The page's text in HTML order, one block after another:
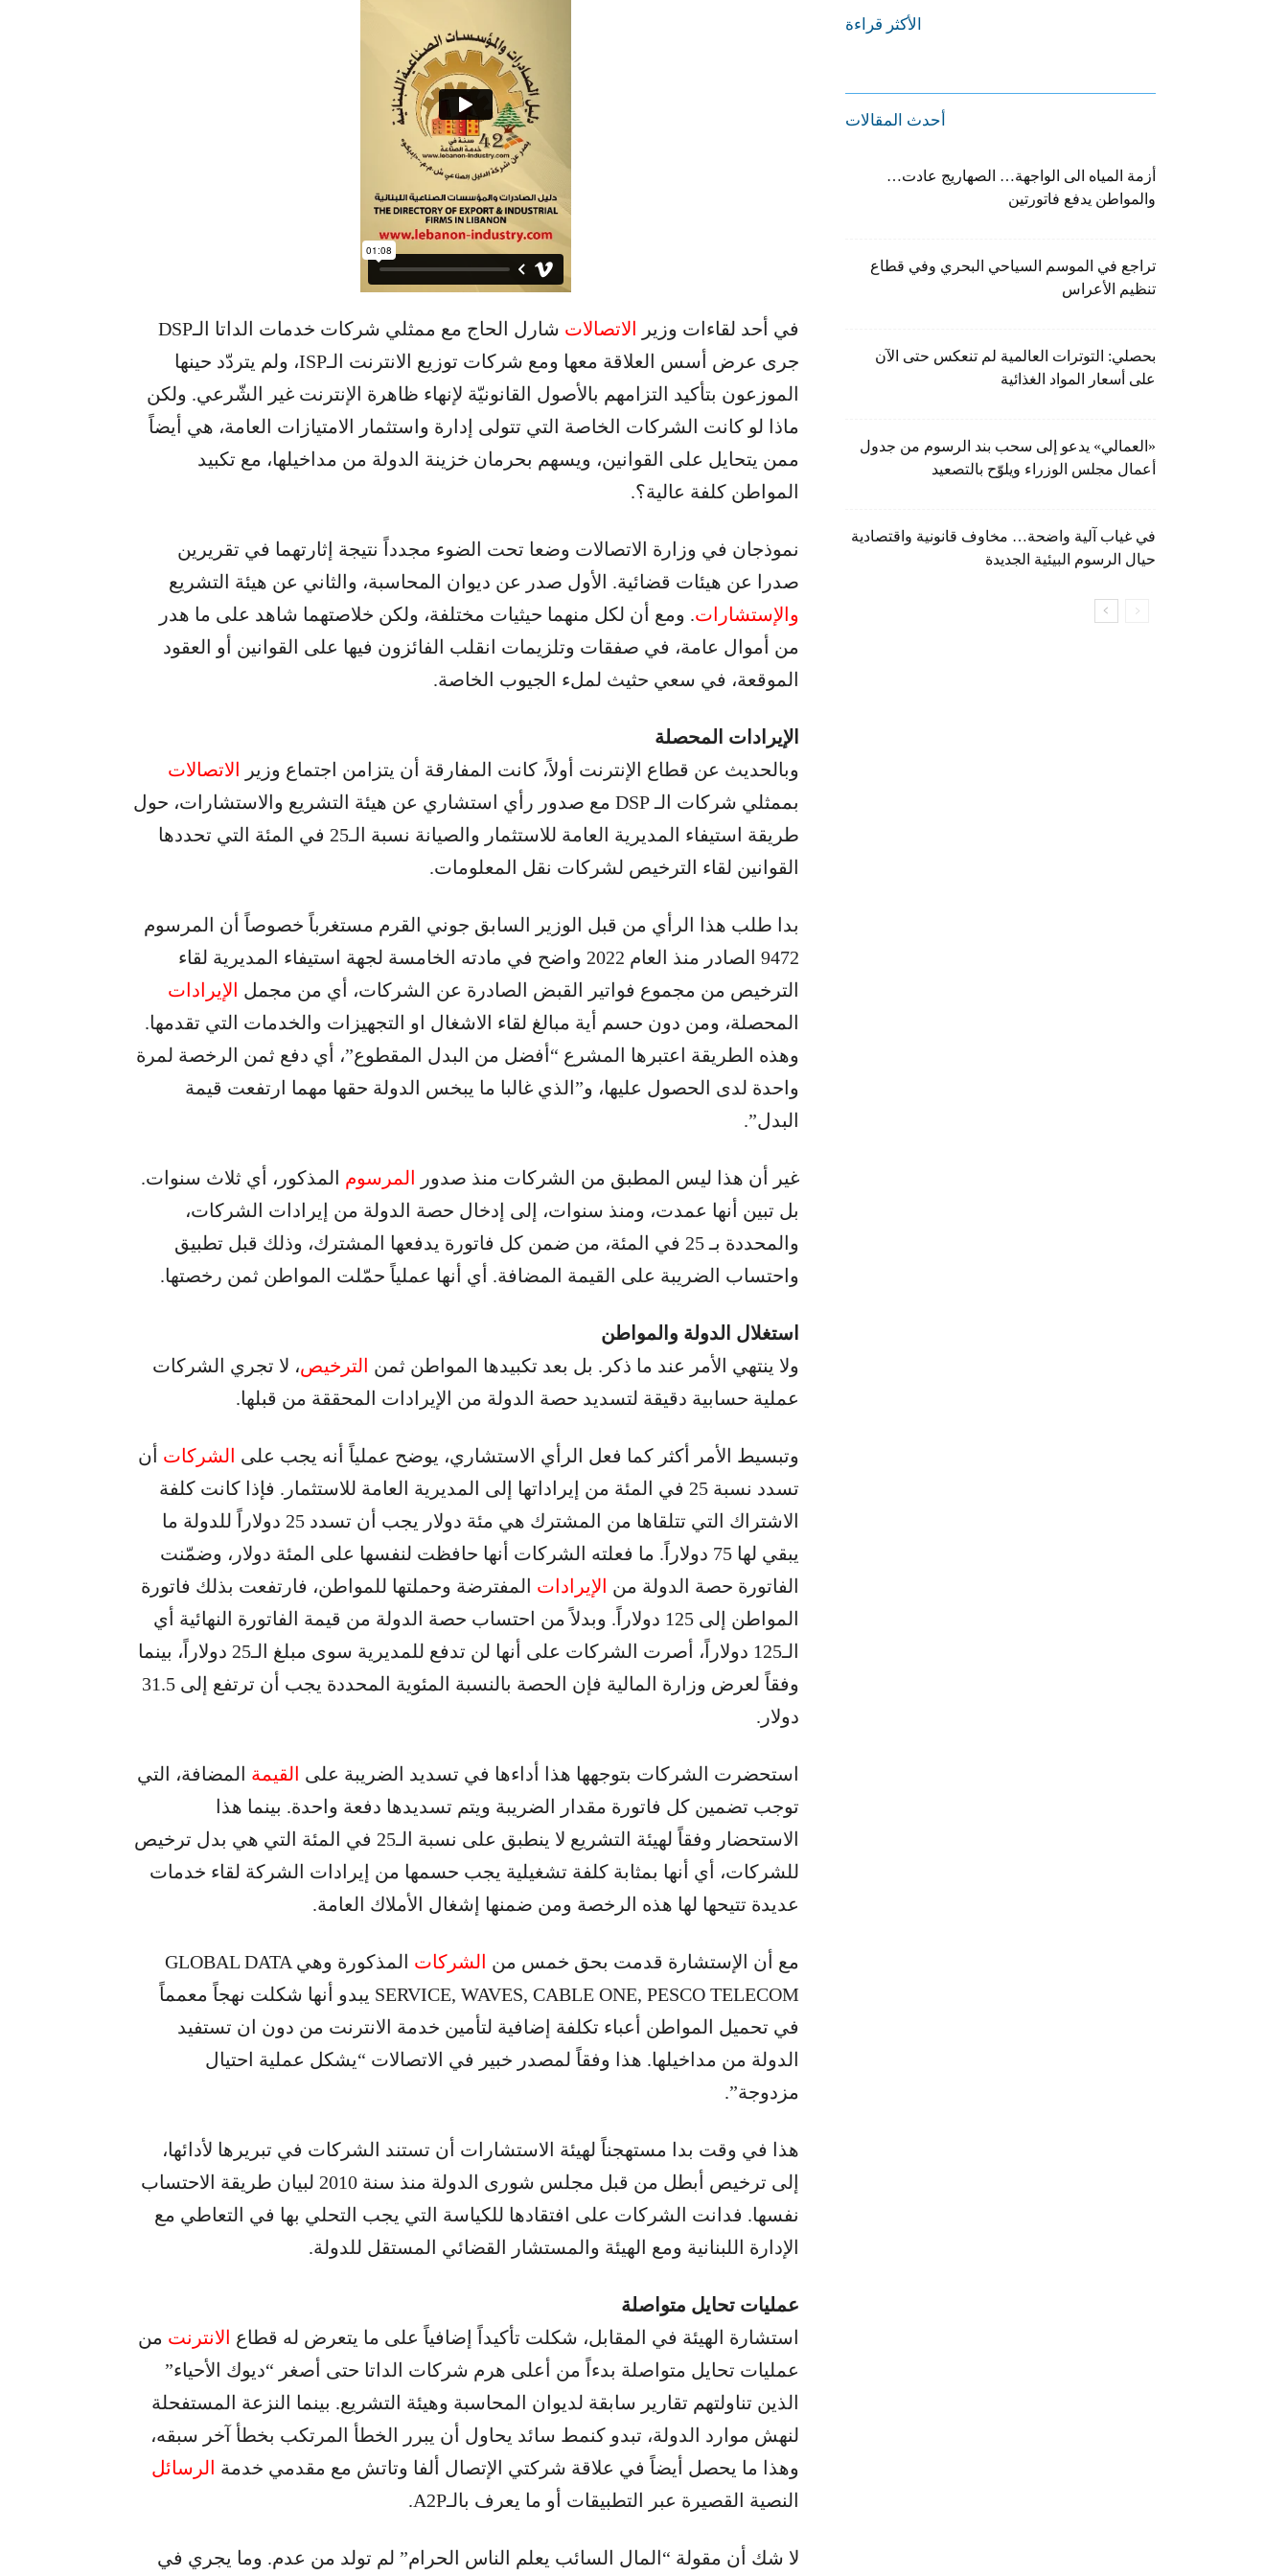
في أحد لقاءات وزير الاتصالات
شارل الحاج مع ممثلي شركات خدمات الداتا الـDSP
جرى عرض أسس العلاقة معها ومع شركات توزيع الانترنت الـISP، ولم يتردّد حينها
الموزعون بتأكيد التزامهم بالأصول القانونيّة لإنهاء ظاهرة الإنترنت غير الشّرعي. ولكن
ماذا لو كانت الشركات الخاصة التي تتولى إدارة واستثمار الامتيازات العامة، هي أيضاً
ممن يتحايل على القوانين، ويسهم بحرمان خزينة الدولة من مداخيلها، مع تكبيد
المواطن كلفة عالية؟.
نموذجان في وزارة الاتصالات وضعا تحت الضوء مجدداً نتيجة إثارتهما في تقريرين
صدرا عن هيئات قضائية. الأول صدر عن ديوان المحاسبة، والثاني عن هيئة التشريع
والإستشارات. ومع أن لكل منهما حيثيات مختلفة، ولكن خلاصتهما شاهد على ما هدر
من أموال عامة، في صفقات وتلزيمات انقلب الفائزون فيها على القوانين أو العقود
الموقعة، في سعي حثيث لملء الجيوب الخاصة.
الإيرادات المحصلة
وبالحديث عن قطاع الإنترنت أولاً، كانت المفارقة أن يتزامن اجتماع وزير الاتصالات
بممثلي شركات الـ DSP مع صدور رأي استشاري عن هيئة التشريع والاستشارات، حول
طريقة استيفاء المديرية العامة للاستثمار والصيانة نسبة الـ25 في المئة التي تحددها
القوانين لقاء الترخيص لشركات نقل المعلومات.
بدا طلب هذا الرأي من قبل الوزير السابق جوني القرم مستغرباً خصوصاً أن المرسوم
9472 الصادر منذ العام 2022 واضح في مادته الخامسة لجهة استيفاء المديرية لقاء
الترخيص من مجموع فواتير القبض الصادرة عن الشركات، أي من مجمل الإيرادات
المحصلة، ومن دون حسم أية مبالغ لقاء الاشغال او التجهيزات والخدمات التي تقدمها.
وهذه الطريقة اعتبرها المشرع “أفضل من البدل المقطوع”، أي دفع ثمن الرخصة لمرة
واحدة لدى الحصول عليها، و”الذي غالبا ما يبخس الدولة حقها مهما ارتفعت قيمة
البدل”.
غير أن هذا ليس المطبق من الشركات منذ صدور المرسوم المذكور، أي ثلاث سنوات.
بل تبين أنها عمدت، ومنذ سنوات، إلى إدخال حصة الدولة من إيرادات الشركات،
والمحددة بـ 25 في المئة، من ضمن كل فاتورة يدفعها المشترك، وذلك قبل تطبيق
واحتساب الضريبة على القيمة المضافة. أي أنها عملياً حمّلت المواطن ثمن رخصتها.
استغلال الدولة والمواطن
ولا ينتهي الأمر عند ما ذكر. بل بعد تكبيدها المواطن ثمن الترخيص، لا تجري الشركات
عملية حسابية دقيقة لتسديد حصة الدولة من الإيرادات المحققة من قبلها.
وتبسيط الأمر أكثر كما فعل الرأي الاستشاري، يوضح عملياً أنه يجب على الشركات أن
تسدد نسبة 25 في المئة من إيراداتها إلى المديرية العامة للاستثمار. فإذا كانت كلفة
الاشتراك التي تتلقاها من المشترك هي مئة دولار يجب أن تسدد 25 دولاراً للدولة ما
يبقي لها 75 دولاراً. ما فعلته الشركات أنها حافظت لنفسها على المئة دولار، وضمّنت
الفاتورة حصة الدولة من الإيرادات المفترضة وحملتها للمواطن، فارتفعت بذلك فاتورة
المواطن إلى 125 دولاراً. وبدلاً من احتساب حصة الدولة من قيمة الفاتورة النهائية أي
الـ125 دولاراً، أصرت الشركات على أنها لن تدفع للمديرية سوى مبلغ الـ25 دولاراً، بينما
وفقاً لعرض وزارة المالية فإن الحصة بالنسبة المئوية المحددة يجب أن ترتفع إلى 31.5
دولار.
استحضرت الشركات بتوجهها هذا أداءها في تسديد الضريبة على القيمة المضافة، التي
توجب تضمين كل فاتورة مقدار الضريبة ويتم تسديدها دفعة واحدة. بينما هذا
الاستحضار وفقاً لهيئة التشريع لا ينطبق على نسبة الـ25 في المئة التي هي بدل ترخيص
للشركات، أي أنها بمثابة كلفة تشغيلية يجب حسمها من إيرادات الشركة لقاء خدمات
عديدة تتيحها لها هذه الرخصة ومن ضمنها إشغال الأملاك العامة.
مع أن الإستشارة قدمت بحق خمس من الشركات
المذكورة وهي GLOBAL DATA
SERVICE, WAVES, CABLE ONE, PESCO TELECOM يبدو أنها شكلت نهجاً معمماً
في تحميل المواطن أعباء تكلفة إضافية لتأمين خدمة الانترنت من دون ان تستفيد
الدولة من مداخيلها. هذا وفقاً لمصدر خبير في الاتصالات “يشكل عملية احتيال
مزدوجة”.
هذا في وقت بدا مستهجناً لهيئة الاستشارات أن تستند الشركات في تبريرها لأدائها،
إلى ترخيص أبطل من قبل مجلس شورى الدولة منذ سنة 2010 لبيان طريقة الاحتساب
نفسها. فدانت الشركات على افتقادها للكياسة التي يجب التحلي بها في التعاطي مع
الإدارة اللبنانية ومع الهيئة والمستشار القضائي المستقل للدولة.
عمليات تحايل متواصلة
استشارة الهيئة في المقابل، شكلت تأكيداً إضافياً على ما يتعرض له قطاع الانترنت من
عمليات تحايل متواصلة بدءاً من أعلى هرم شركات الداتا حتى أصغر “ديوك الأحياء”
الذين تناولتهم تقارير سابقة لديوان المحاسبة وهيئة التشريع. بينما النزعة المستفحلة
لنهش موارد الدولة، تبدو كنمط سائد يحاول أن يبرر الخطأ المرتكب بخطأ آخر سبقه،
وهذا ما يحصل أيضاً في علاقة شركتي الإتصال ألفا وتاتش مع مقدمي خدمة الرسائل
النصية القصيرة عبر التطبيقات أو ما يعرف بالـA2P.
لا شك أن مقولة “المال السائب يعلم الناس الحرام” لم تولد من عدم. وما يجري في
الأكثر قراءة
أحدث المقالات
أزمة المياه الى الواجهة… الصهاريج عادت…
والمواطن يدفع فاتورتين
تراجع في الموسم السياحي البحري وفي قطاع
تنظيم الأعراس
بحصلي: التوترات العالمية لم تنعكس حتى الآن
على أسعار المواد الغذائية
«العمالي» يدعو إلى سحب بند الرسوم من جدول
أعمال مجلس الوزراء ويلوّح بالتصعيد
في غياب آلية واضحة… مخاوف قانونية واقتصادية
حيال الرسوم البيئية الجديدة